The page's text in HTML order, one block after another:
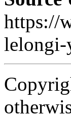
https://
lelongi-